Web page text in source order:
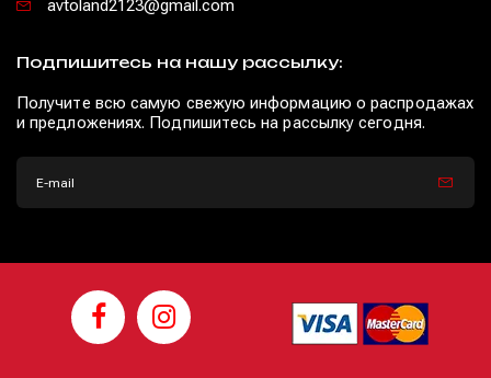
avtoland2123@gmail.com
Подпишитесь на нашу рассылку:
Получите всю самую свежую информацию о распродажах
и предложениях. Подпишитесь на рассылку сегодня.